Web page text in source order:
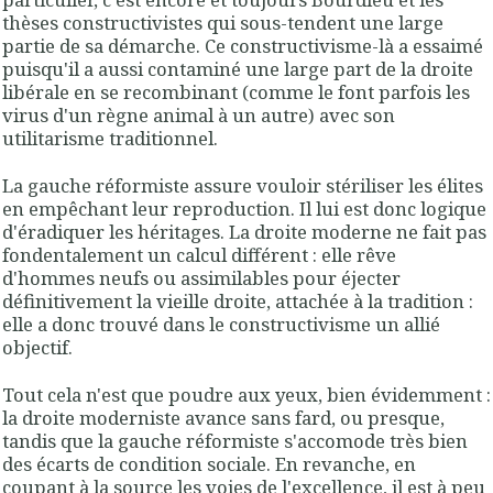
thèses constructivistes qui sous-tendent une large
partie de sa démarche. Ce constructivisme-là a essaimé
puisqu'il a aussi contaminé une large part de la droite
libérale en se recombinant (comme le font parfois les
virus d'un règne animal à un autre) avec son
utilitarisme traditionnel.
La gauche réformiste assure vouloir stériliser les élites
en empêchant leur reproduction. Il lui est donc logique
d'éradiquer les héritages. La droite moderne ne fait pas
fondentalement un calcul différent : elle rêve
d'hommes neufs ou assimilables pour éjecter
définitivement la vieille droite, attachée à la tradition :
elle a donc trouvé dans le constructivisme un allié
objectif.
Tout cela n'est que poudre aux yeux, bien évidemment :
la droite moderniste avance sans fard, ou presque,
tandis que la gauche réformiste s'accomode très bien
des écarts de condition sociale. En revanche, en
coupant à la source les voies de l'excellence, il est à peu